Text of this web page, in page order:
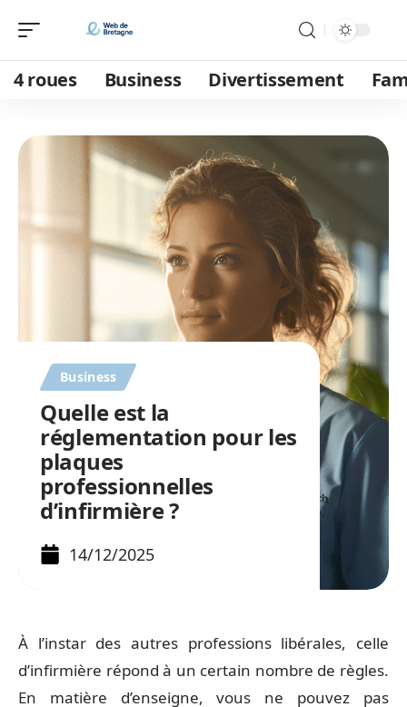
4 roues Business Divertissement
Business
Quelle est la
réglementation pour les
plaques
professionnelles
d’infirmière ?
14/12/2025
À l’instar des autres professions libérales, celle
d’infirmière répond à un certain nombre de règles.
En matière d’enseigne, vous ne pouvez pas